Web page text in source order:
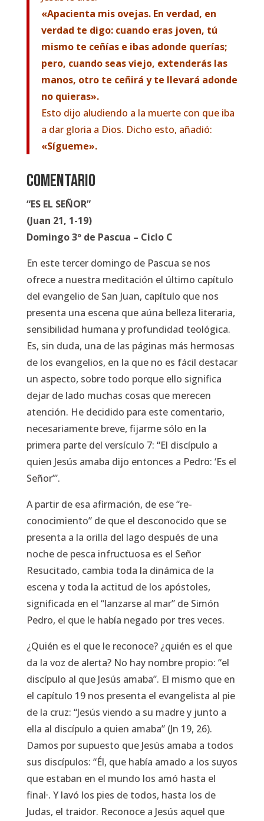
«Apacienta mis ovejas. En verdad, en
verdad te digo: cuando eras joven, tú
mismo te ceñías e ibas adonde querías;
pero, cuando seas viejo, extenderás las
manos, otro te ceñirá y te llevará adonde
no quieras».
Esto dijo aludiendo a la muerte con que iba
a dar gloria a Dios. Dicho esto, añadió:
«Sígueme».
COMENTARIO
“ES EL SEÑOR”
(Juan 21, 1-19)
Domingo 3º de Pascua – Ciclo C
En este tercer domingo de Pascua se nos
ofrece a nuestra meditación el último capítulo
del evangelio de San Juan, capítulo que nos
presenta una escena que aúna belleza literaria,
sensibilidad humana y profundidad teológica.
Es, sin duda, una de las páginas más hermosas
de los evangelios, en la que no es fácil destacar
un aspecto, sobre todo porque ello significa
dejar de lado muchas cosas que merecen
atención. He decidido para este comentario,
necesariamente breve, fijarme sólo en la
primera parte del versículo 7: “El discípulo a
quien Jesús amaba dijo entonces a Pedro: ‘Es el
Señor’”.
A partir de esa afirmación, de ese “re-
conocimiento” de que el desconocido que se
presenta a la orilla del lago después de una
noche de pesca infructuosa es el Señor
Resucitado, cambia toda la dinámica de la
escena y toda la actitud de los apóstoles,
significada en el “lanzarse al mar” de Simón
Pedro, el que le había negado por tres veces.
¿Quién es el que le reconoce? ¿quién es el que
da la voz de alerta? No hay nombre propio: “el
discípulo al que Jesús amaba”. El mismo que en
el capítulo 19 nos presenta el evangelista al pie
de la cruz: “Jesús viendo a su madre y junto a
ella al discípulo a quien amaba” (Jn 19, 26).
Damos por supuesto que Jesús amaba a todos
sus discípulos: “Él, que había amado a los suyos
que estaban en el mundo los amó hasta el
final·. Y lavó los pies de todos, hasta los de
Judas, el traidor. Reconoce a Jesús aquel que